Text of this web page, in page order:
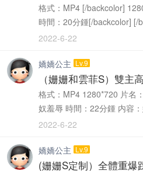
格式：MP4 [/backcolor]
時間：20分鍾[/backcolor] [/
2022-6-22
嬌嬌公主 Lv.9
（姗姗和雲菲S）雙主
格式：MP4 1280*720 片名
奴羞辱 時間：22分鍾 内容
2022-6-22
嬌嬌公主 Lv.9
(姗姗S定制）全體重爆